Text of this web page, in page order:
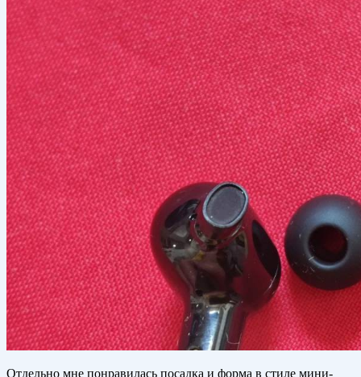
Отдельно мне понравилась посадка и форма в стиле мини-